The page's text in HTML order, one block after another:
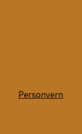
Personvern